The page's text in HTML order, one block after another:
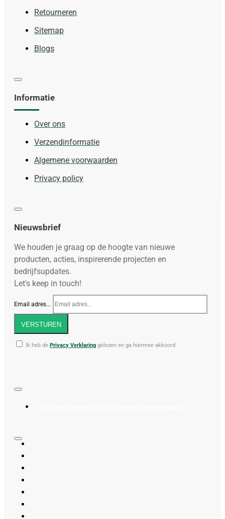
Retourneren
Sitemap
Blogs
Informatie
Over ons
Verzendinformatie
Algemene voorwaarden
Privacy policy
Nieuwsbrief
We houden je graag op de hoogte van nieuwe
producten, acties, inspirerende projecten en
bedrijfsupdates.
Let's keep in touch!
Email adres...
VERSTUREN
Ik heb de Privacy Verklaring gelezen en ga hiermee akkoord